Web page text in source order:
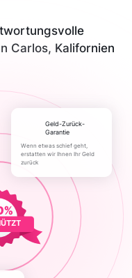
Carlos, Kalifornien
Geld-Zurück-
Garantie
Wenn etwas schief geht,
erstatten wir Ihnen Ihr Geld
zurück